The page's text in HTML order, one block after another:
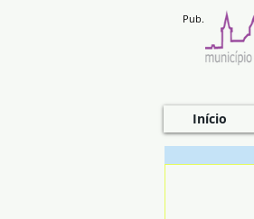
Pub.
Início